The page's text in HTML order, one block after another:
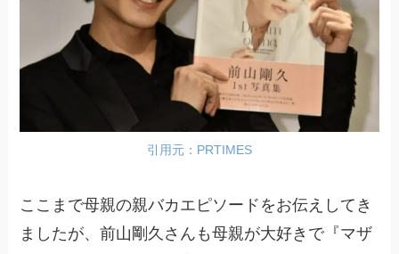
引用元：PRTIMES
ここまで母親の親バカエピソードをお伝えしてき
ましたが、前山剛久さんも母親が大好きで『マザ